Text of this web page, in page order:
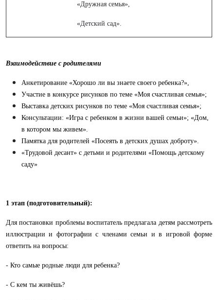
«Дружная семья»,
«Детский сад».
Взаимодействие с родителями
Анкетирование «Хорошо ли вы знаете своего ребенка?»,
Участие в конкурсе рисунков по теме «Моя счастливая семья»;
Выставка детских рисунков по теме «Моя счастливая семья»;
Консультации: «Игра с ребенком в жизни вашей семьи»; «Дом,
в котором мы живем».
Памятка для родителей «Посеять в детских душах доброту».
«Трудовой десант» с детьми и родителями «Помощь детскому
саду»
1 этап (подготовительный):
Для постановки проблемы воспитатель предлагала детям рассмотреть
иллюстрации и фотографии с членами семьи и в игровой форме
ответить на вопросы:
- Кто самые родные люди для ребенка?
- С кем ты живёшь?